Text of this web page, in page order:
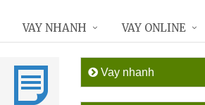
Vay nhanh
VAY NHANH VAY ONLINE